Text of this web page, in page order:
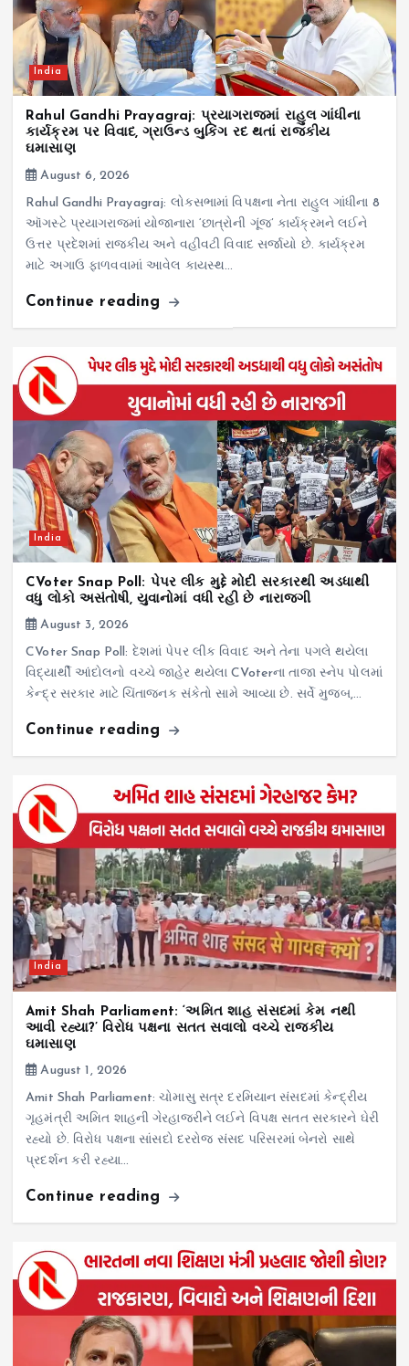
India
Rahul Gandhi Prayagraj: પ્રયાગરાજમાં રાહુલ ગાંધીના
કાર્યક્રમ પર વિવાદ, ગ્રાઉન્ડ બુકિંગ રદ થતાં રાજકીય
ઘમાસાણ
August 6, 2026
Rahul Gandhi Prayagraj: લોકસભામાં વિપક્ષના નેતા રાહુલ ગાંધીના 8
ઑગસ્ટે પ્રયાગરાજમાં યોજાનારા ‘છાત્રોની ગૂંજ’ કાર્યક્રમને લઈને
ઉત્તર પ્રદેશમાં રાજકીય અને વહીવટી વિવાદ સર્જાયો છે. કાર્યક્રમ
માટે અગાઉ ફાળવવામાં આવેલ કાયસ્થ…
Continue reading
India
CVoter Snap Poll: પેપર લીક મુદ્દે મોદી સરકારથી અડધાથી
વધુ લોકો અસંતોષી, યુવાનોમાં વધી રહી છે નારાજગી
August 3, 2026
CVoter Snap Poll: દેશમાં પેપર લીક વિવાદ અને તેના પગલે થયેલા
વિદ્યાર્થી આંદોલનો વચ્ચે જાહેર થયેલા CVoterના તાજા સ્નેપ પોલમાં
કેન્દ્ર સરકાર માટે ચિંતાજનક સંકેતો સામે આવ્યા છે. સર્વે મુજબ,…
Continue reading
India
Amit Shah Parliament: ‘અમિત શાહ સંસદમાં કેમ નથી
આવી રહ્યા?’ વિરોધ પક્ષના સતત સવાલો વચ્ચે રાજકીય
ઘમાસાણ
August 1, 2026
Amit Shah Parliament: ચોમાસુ સત્ર દરમિયાન સંસદમાં કેન્દ્રીય
ગૃહમંત્રી અમિત શાહની ગેરહાજરીને લઈને વિપક્ષ સતત સરકારને ઘેરી
રહ્યો છે. વિરોધ પક્ષના સાંસદો દરરોજ સંસદ પરિસરમાં બેનરો સાથે
પ્રદર્શન કરી રહ્યા…
Continue reading